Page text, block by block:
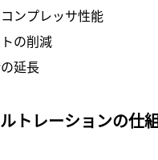
ンプレッサ性能
の削減
延長
トレーションの仕